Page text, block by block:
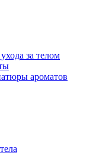
за телом
ароматов